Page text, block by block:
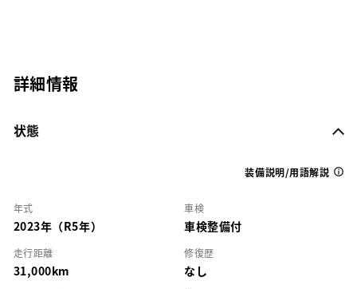
詳細情報
状態
装備説明/用語解説
年式
2023年（R5年）
車検
車検整備付
走行距離
31,000km
修復歴
なし